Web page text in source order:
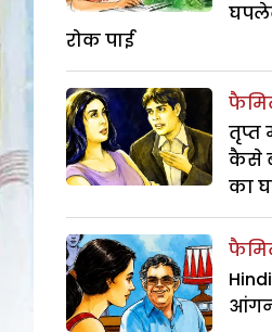
रोक पाई
तृप्त
कैसे
का
आंगन